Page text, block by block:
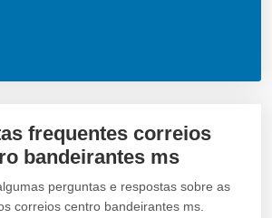
frequentes correios
bandeirantes ms
perguntas e respostas sobre as
correios centro bandeirantes ms.